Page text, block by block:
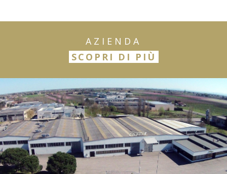
AZIENDA
SCOPRI DI PIÙ